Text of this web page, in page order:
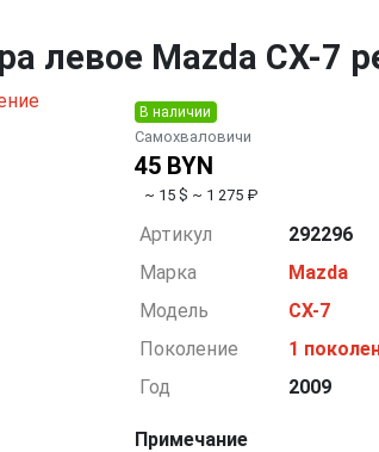
левое Mazda CX-7
В наличии
Самохваловичи
45 BYN
~ 15 $ ~ 1 275 ₽
Артикул
292296
Марка
Mazda
Модель
CX-7
Поколение
1
Год
2009
Примечание